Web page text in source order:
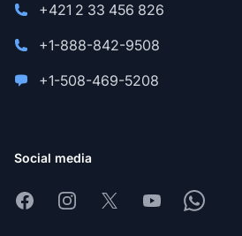
+421 2 33 456 826
+1-888-842-9508
+1-508-469-5208
Social media
FacebookInstagram
X YoutubeWhatsapp